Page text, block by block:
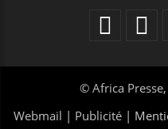
© Africa Presse
Webmail | Publicité |